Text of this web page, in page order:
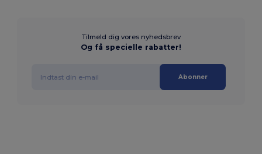
Tilmeld dig vores nyhedsbrev
Og få specielle rabatter!
Abonner